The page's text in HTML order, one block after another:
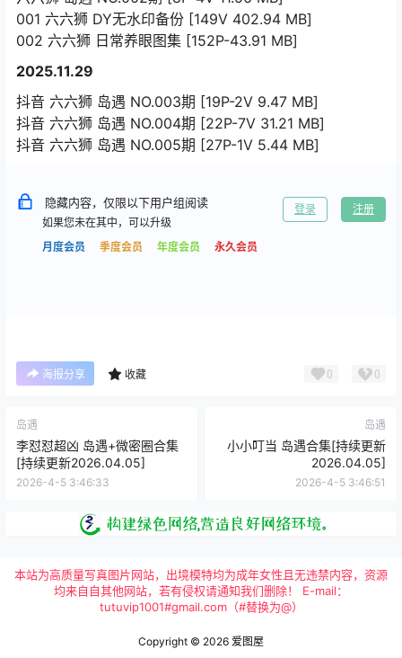
001 六六狮 DY无水印备份 [149V 402.94 MB]
002 六六狮 日常养眼图集 [152P-43.91 MB]
2025.11.29
抖音 六六狮 岛遇 NO.003期 [19P-2V 9.47 MB]
抖音 六六狮 岛遇 NO.004期 [22P-7V 31.21 MB]
抖音 六六狮 岛遇 NO.005期 [27P-1V 5.44 MB]
隐藏内容，仅限以下用户组阅读
如果您未在其中，可以升级
月度会员
季度会员 年度会员 永久会员
登录 注册
海报分享 收藏 0 0
岛遇
李怼怼超凶 岛遇+微密圈合集
[持续更新2026.04.05]
2026-4-5 3:46:33
岛遇
小小叮当 岛遇合集[持续更新
2026.04.05]
2026-4-5 3:46:51
本站为高质量写真图片网站，出境模特均为成年女性且无违禁内容，资源
均来自自其他网站，若有侵权请通知我们删除！ E-mail：
tutuvip1001#gmail.com（#替换为@）
Copyright © 2026 爱图屋